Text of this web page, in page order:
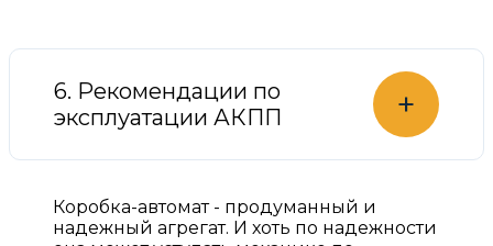
6. Рекомендации по
эксплуатации АКПП
+
Коробка-автомат - продуманный и
надежный агрегат. И хоть по надежности